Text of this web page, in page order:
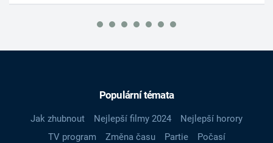
Populární témata
Jak zhubnout Nejlepší filmy 2024
Nejlepší horory
TV program
Změna času Partie
Počasí